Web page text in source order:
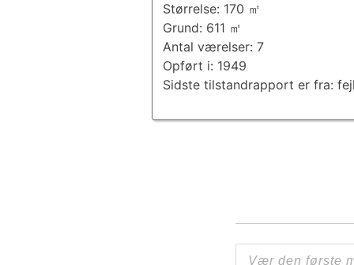
Størrelse: 170 ㎡
Grund: 611 ㎡
Antal værelser: 7
Opført i: 1949
Sidste tilstandrapport er fra: fejl